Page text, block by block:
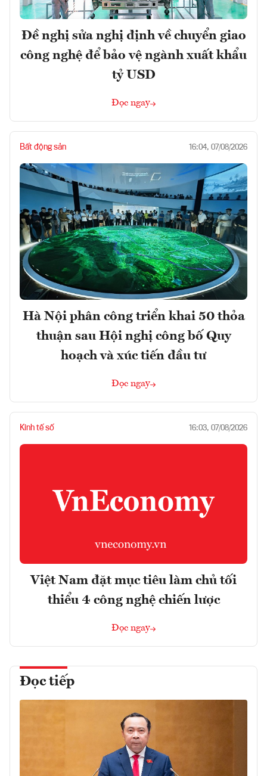
Đề nghị sửa nghị định về chuyển giao
công nghệ để bảo vệ ngành xuất khẩu
tỷ USD
Đọc ngay
Bất động sản 16:04, 07/08/2026
Hà Nội phân công triển khai 50 thỏa
thuận sau Hội nghị công bố Quy
hoạch và xúc tiến đầu tư
Đọc ngay
Kinh tế số 16:03, 07/08/2026
Việt Nam đặt mục tiêu làm chủ tối
thiểu 4 công nghệ chiến lược
Đọc ngay
Đọc tiếp